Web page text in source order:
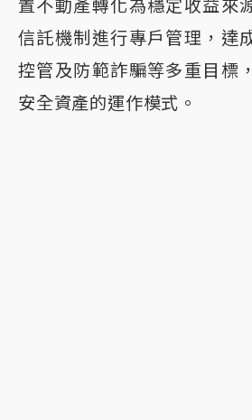
置不動產轉化為穩定收益來
信託機制進行專戶管理，達
控管及防範詐騙等多重目標
安全資產的運作模式。